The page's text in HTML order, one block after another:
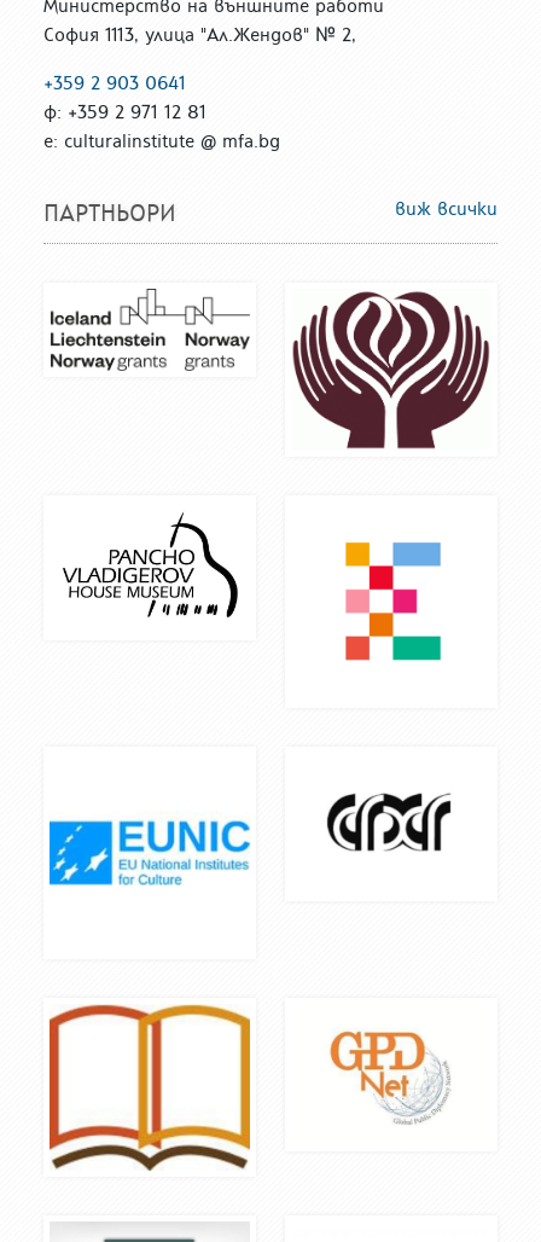
Министерство на външните работи
София 1113, улица "Ал.Жендов" № 2,
+359 2 903 0641
ф: +359 2 971 12 81
е: culturalinstitute @ mfa.bg
ПАРТНЬОРИ виж всички